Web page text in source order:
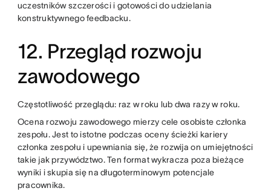
uczestników szczerości i gotowości do udzielania
konstruktywnego feedbacku.
12. Przegląd rozwoju
zawodowego
Częstotliwość przeglądu: raz w roku lub dwa razy w roku.
Ocena rozwoju zawodowego mierzy cele osobiste członka
zespołu. Jest to istotne podczas oceny ścieżki kariery
członka zespołu i upewniania się, że rozwija on umiejętności
takie jak przywództwo. Ten format wykracza poza bieżące
wyniki i skupia się na długoterminowym potencjale
pracownika.